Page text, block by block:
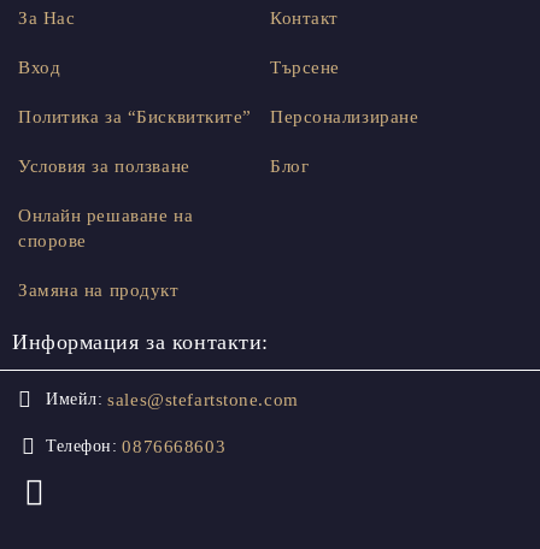
За Нас
Вход
Контакт
Търсене
Политика за “Бисквитките”
Условия за ползване
Онлайн решаване на
спорове
Замяна на продукт
Персонализиране
Блог
Информация за контакти:
Имейл: sales@stefartstone.com
Телефон: 0876668603